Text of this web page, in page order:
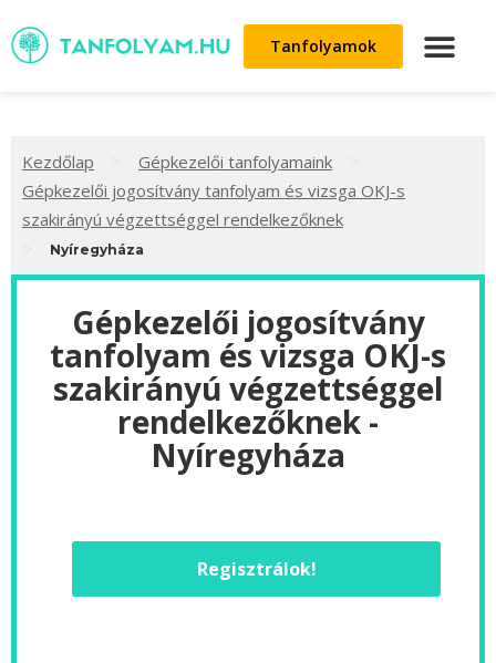
Tanfolyamok
Kezdőlap Gépkezelői tanfolyamaink
Gépkezelői jogosítvány tanfolyam és vizsga OKJ-s
szakirányú végzettséggel rendelkezőknek
Nyíregyháza
Gépkezelői jogosítvány
tanfolyam és vizsga OKJ-s
szakirányú végzettséggel
rendelkezőknek -
Nyíregyháza
Regisztrálok!